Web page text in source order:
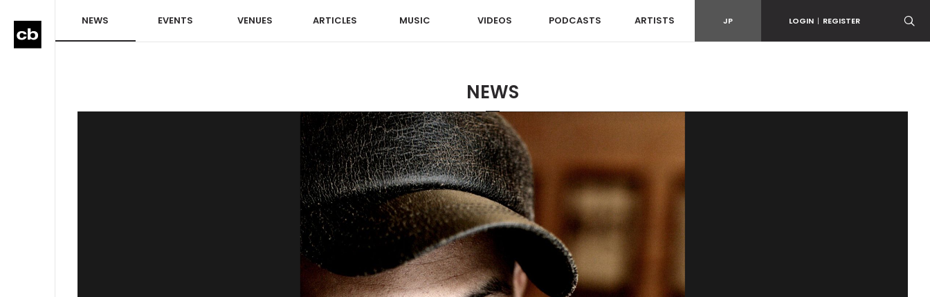
NEWS EVENTS VENUES ARTICLES MUSIC VIDEOS PODCASTS ARTISTS JP LOGIN | REGISTER
NEWS